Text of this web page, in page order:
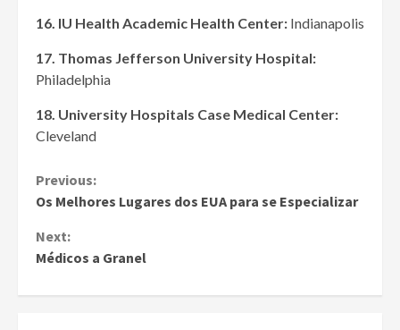
16. IU Health Academic Health Center: Indianapolis
17. Thomas Jefferson University Hospital:
Philadelphia
18. University Hospitals Case Medical Center:
Cleveland
Continue
Previous:
Os Melhores Lugares dos EUA para se Especializar
Next:
Médicos a Granel